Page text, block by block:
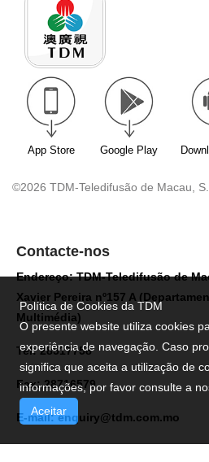
App Store Google Play
©2026 TDM-Teledifusão de Macau,
Contacte-nos
Endereço: TDM-Teledifusão de
Xavier Pereira nº157 A
Multimédia)
Tel: 28517758
Fax: 28716579
E-mail:enquiry@tdm.com.mo
Política de Cookies da TDM
O presente website utiliza cookies
experiência de navegação. Caso
significa que aceita a utilização de
informações, por favor consulte a
Aceitar